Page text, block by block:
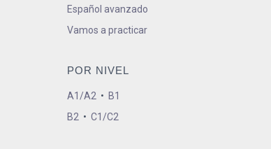
Español avanzado
Vamos a practicar
POR NIVEL
A1/A2 • B1
B2 • C1/C2